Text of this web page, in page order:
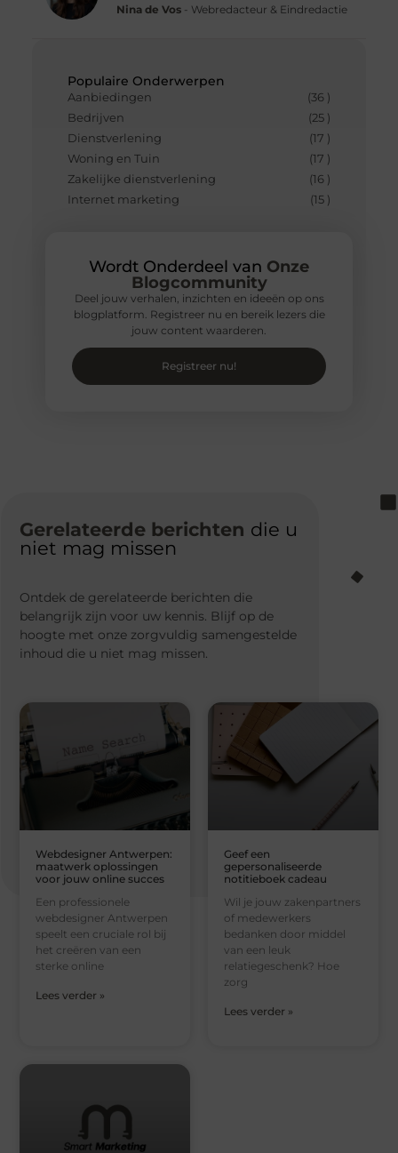
Populaire Onderwerpen
Aanbiedingen
(36 )
Bedrijven
(25 )
Dienstverlening
(17 )
Woning en Tuin
(17 )
Zakelijke dienstverlening
(16 )
Internet marketing
(15 )
Wordt Onderdeel van Onze
Blogcommunity
Deel jouw verhalen, inzichten en ideeën op ons
blogplatform. Registreer nu en bereik lezers die
jouw content waarderen.
Registreer nu!
Nina de Vos- Webredacteur & Eindredactie
Gerelateerde berichten die u
niet mag missen
Ontdek de gerelateerde berichten die
belangrijk zijn voor uw kennis. Blijf op de
hoogte met onze zorgvuldig samengestelde
inhoud die u niet mag missen.
Webdesigner Antwerpen:
maatwerk oplossingen
voor jouw online succes
Een professionele
webdesigner Antwerpen
speelt een cruciale rol bij
het creëren van een
sterke online
Lees verder »
Geef een
gepersonaliseerde
notitieboek cadeau
Wil je jouw zakenpartners
of medewerkers
bedanken door middel
van een leuk
relatiegeschenk? Hoe
zorg
Lees verder »